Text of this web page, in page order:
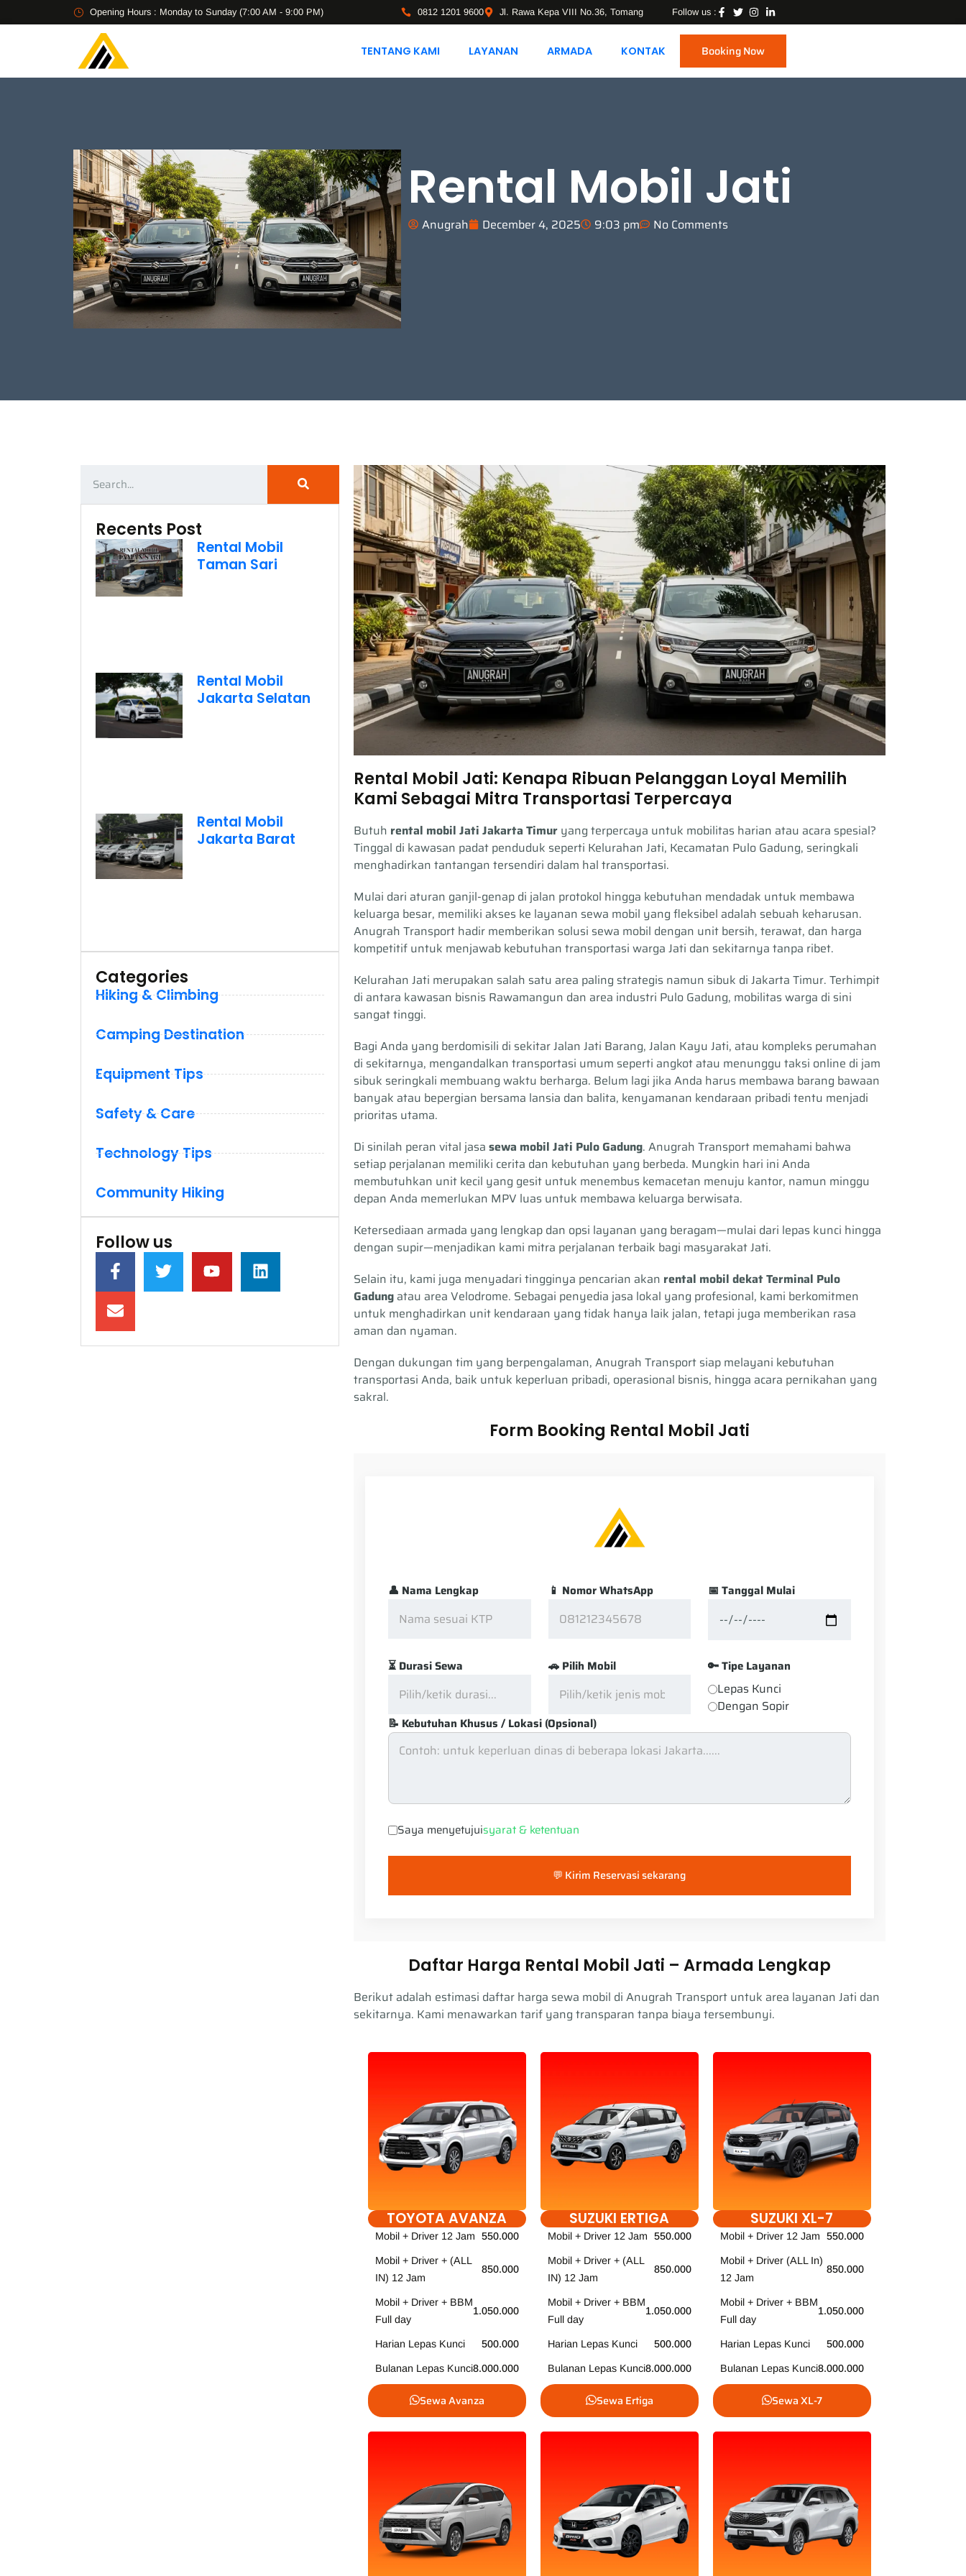
Opening Hours : Monday to Sunday (7:00 AM - 9:00 PM) 0812 1201 9600 Jl. Rawa Kepa VIII No.36, Tomang Follow us :
TENTANG KAMI LAYANAN ARMADA KONTAK Booking Now
Rental Mobil Jati
Anugrah December 4, 2025 9:03 pm No Comments
Recents Post
Rental Mobil
Taman Sari
Rental Mobil
Jakarta Selatan
Rental Mobil
Jakarta Barat
Categories
Hiking & Climbing
Camping Destination
Equipment Tips
Safety & Care
Technology Tips
Community Hiking
Follow us
Rental Mobil Jati: Kenapa Ribuan Pelanggan Loyal Memilih
Kami Sebagai Mitra Transportasi Terpercaya
Butuh rental mobil Jati Jakarta Timuryang terpercaya untuk mobilitas harian atau acara spesial?
Tinggal di kawasan padat penduduk seperti Kelurahan Jati, Kecamatan Pulo Gadung, seringkali
menghadirkan tantangan tersendiri dalam hal transportasi.
Mulai dari aturan ganjil-genap di jalan protokol hingga kebutuhan mendadak untuk membawa
keluarga besar, memiliki akses ke layanan sewa mobil yang fleksibel adalah sebuah keharusan.
Anugrah Transport hadir memberikan solusi sewa mobil dengan unit bersih, terawat, dan harga
kompetitif untuk menjawab kebutuhan transportasi warga Jati dan sekitarnya tanpa ribet.
Kelurahan Jati merupakan salah satu area paling strategis namun sibuk di Jakarta Timur. Terhimpit
di antara kawasan bisnis Rawamangun dan area industri Pulo Gadung, mobilitas warga di sini
sangat tinggi.
Bagi Anda yang berdomisili di sekitar Jalan Jati Barang, Jalan Kayu Jati, atau kompleks perumahan
di sekitarnya, mengandalkan transportasi umum seperti angkot atau menunggu taksi online di jam
sibuk seringkali membuang waktu berharga. Belum lagi jika Anda harus membawa barang bawaan
banyak atau bepergian bersama lansia dan balita, kenyamanan kendaraan pribadi tentu menjadi
prioritas utama.
Di sinilah peran vital jasa sewa mobil Jati Pulo Gadung. Anugrah Transport memahami bahwa
setiap perjalanan memiliki cerita dan kebutuhan yang berbeda. Mungkin hari ini Anda
membutuhkan unit kecil yang gesit untuk menembus kemacetan menuju kantor, namun minggu
depan Anda memerlukan MPV luas untuk membawa keluarga berwisata.
Ketersediaan armada yang lengkap dan opsi layanan yang beragam—mulai dari lepas kunci hingga
dengan supir—menjadikan kami mitra perjalanan terbaik bagi masyarakat Jati.
Selain itu, kami juga menyadari tingginya pencarian akan rental mobil dekat Terminal Pulo
Gadungatau area Velodrome. Sebagai penyedia jasa lokal yang profesional, kami berkomitmen
untuk menghadirkan unit kendaraan yang tidak hanya laik jalan, tetapi juga memberikan rasa
aman dan nyaman.
Dengan dukungan tim yang berpengalaman, Anugrah Transport siap melayani kebutuhan
transportasi Anda, baik untuk keperluan pribadi, operasional bisnis, hingga acara pernikahan yang
sakral.
Form Booking Rental Mobil Jati
👤 Nama Lengkap 📱 Nomor WhatsApp 📅 Tanggal Mulai
⏳ Durasi Sewa 🚗 Pilih Mobil 🔑 Tipe Layanan
Lepas Kunci
Dengan Sopir
📝 Kebutuhan Khusus / Lokasi (Opsional)
Saya menyetujuisyarat & ketentuan
💬 Kirim Reservasi sekarang
Daftar Harga Rental Mobil Jati – Armada Lengkap
Berikut adalah estimasi daftar harga sewa mobil di Anugrah Transport untuk area layanan Jati dan
sekitarnya. Kami menawarkan tarif yang transparan tanpa biaya tersembunyi.
TOYOTA AVANZA
Mobil + Driver 12 Jam 550.000
Mobil + Driver + (ALL
IN) 12 Jam
850.000
Mobil + Driver + BBM
Full day
1.050.000
Harian Lepas Kunci 500.000
Bulanan Lepas Kunci8.000.000
Sewa Avanza
SUZUKI ERTIGA
Mobil + Driver 12 Jam 550.000
Mobil + Driver + (ALL
IN) 12 Jam
850.000
Mobil + Driver + BBM
Full day
1.050.000
Harian Lepas Kunci 500.000
Bulanan Lepas Kunci8.000.000
Sewa Ertiga
SUZUKI XL-7
Mobil + Driver 12 Jam 550.000
Mobil + Driver (ALL In)
12 Jam
850.000
Mobil + Driver + BBM
Full day
1.050.000
Harian Lepas Kunci 500.000
Bulanan Lepas Kunci8.000.000
Sewa XL-7